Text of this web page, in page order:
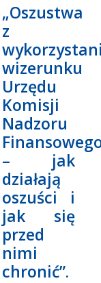
„Oszustwa
z
wizerunku
Urzędu
Komisji
Nadzoru
– jak
działają
oszuści i
jak się
przed
nimi
chronić”.